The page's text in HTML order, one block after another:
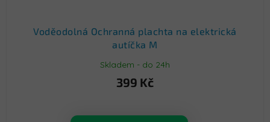
Voděodolná Ochranná plachta na elektrická
autíčka M
Skladem - do 24h
399 Kč